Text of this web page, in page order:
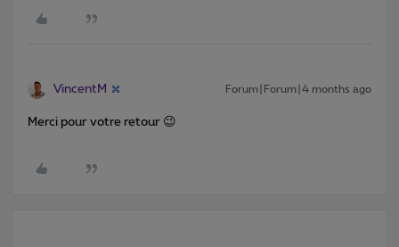
VincentM Forum|Forum|4 months ago
Merci pour votre retour 😉